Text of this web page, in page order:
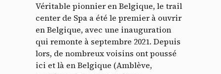
Véritable pionnier en Belgique, le trail
center de Spa a été le premier à ouvrir
en Belgique, avec une inauguration
qui remonte à septembre 2021. Depuis
lors, de nombreux voisins ont poussé
ici et là en Belgique (Amblève,